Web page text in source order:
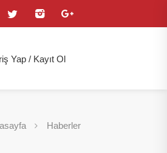
Yap / Kayıt Ol
Haberler